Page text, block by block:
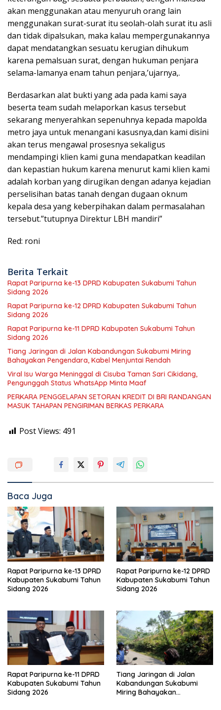
akan menggunakan atau menyuruh orang lain
menggunakan surat-surat itu seolah-olah surat itu asli
dan tidak dipalsukan, maka kalau mempergunakannya
dapat mendatangkan sesuatu kerugian dihukum
karena pemalsuan surat, dengan hukuman penjara
selama-lamanya enam tahun penjara,’ujarnya,.
Berdasarkan alat bukti yang ada pada kami saya
beserta team sudah melaporkan kasus tersebut
sekarang menyerahkan sepenuhnya kepada mapolda
metro jaya untuk menangani kasusnya,dan kami disini
akan terus mengawal prosesnya sekaligus
mendampingi klien kami guna mendapatkan keadilan
dan kepastian hukum karena menurut kami klien kami
adalah korban yang dirugikan dengan adanya kejadian
perselisihan batas tanah dengan dugaan oknum
kepala desa yang keberpihakan dalam permasalahan
tersebut.”tutupnya Direktur LBH mandiri”
Red: roni
Berita Terkait
Rapat Paripurna ke-13 DPRD Kabupaten Sukabumi Tahun
Sidang 2026
Rapat Paripurna ke-12 DPRD Kabupaten Sukabumi Tahun
Sidang 2026
Rapat Paripurna ke-11 DPRD Kabupaten Sukabumi Tahun
Sidang 2026
Tiang Jaringan di Jalan Kabandungan Sukabumi Miring
Bahayakan Pengendara, Kabel Menjuntai Rendah
Viral Isu Warga Meninggal di Cisuba Taman Sari Cikidang,
Pengunggah Status WhatsApp Minta Maaf
PERKARA PENGGELAPAN SETORAN KREDIT DI BRI RANDANGAN
MASUK TAHAPAN PENGIRIMAN BERKAS PERKARA
Post Views: 491
Baca Juga
Rapat Paripurna ke-13 DPRD
Kabupaten Sukabumi Tahun
Sidang 2026
Rapat Paripurna ke-12 DPRD
Kabupaten Sukabumi Tahun
Sidang 2026
Rapat Paripurna ke-11 DPRD
Kabupaten Sukabumi Tahun
Sidang 2026
Tiang Jaringan di Jalan
Kabandungan Sukabumi
Miring Bahayakan